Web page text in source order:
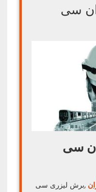
سی
سی
,برش لیزری سی